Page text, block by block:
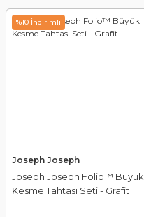
%10 İndirimli
Joseph Joseph
Joseph Joseph Folio™ Büyük
Kesme Tahtası Seti - Grafit